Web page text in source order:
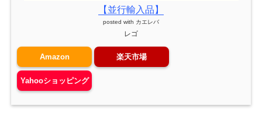
【並行輸入品】
posted with カエレバ
レゴ
Amazon 楽天市場
Yahooショッピング